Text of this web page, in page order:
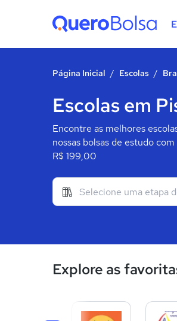
Página Inicial / Escolas /
Escolas em
Encontre as melhores
nossas bolsas de estudo
R$ 199,00
Explore as